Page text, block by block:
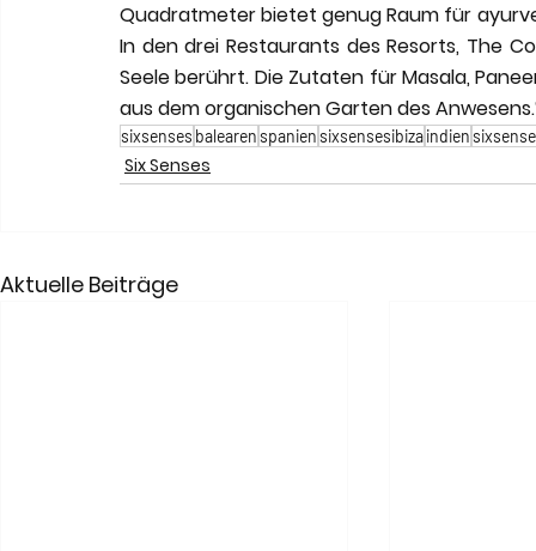
Quadratmeter bietet genug Raum für
In den drei Restaurants des Resorts, The
Seele berührt. Die Zutaten für Masala,
aus dem organischen Garten des
sixsenses balearenspaniensixsensesibizaindien
Six Senses
Aktuelle Beiträge